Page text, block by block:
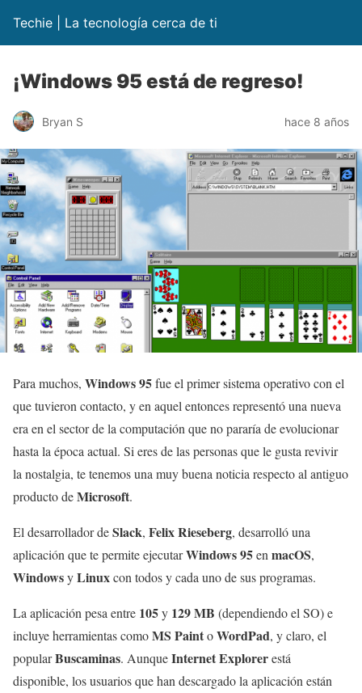
Techie | La tecnología cerca de ti
¡Windows 95 está de regreso!
Bryan S hace 8 años
Para muchos, Windows 95fue el primer sistema operativo con el
que tuvieron contacto, y en aquel entonces representó una nueva
era en el sector de la computación que no pararía de evolucionar
hasta la época actual. Si eres de las personas que le gusta revivir
la nostalgia, te tenemos una muy buena noticia respecto al antiguo
producto deMicrosoft.
El desarrollador deSlack, Felix Rieseberg, desarrolló una
aplicación que te permite ejecutarWindows 95en macOS,
WindowsyLinuxcon todos y cada uno de sus programas.
La aplicación pesa entre 105y 129 MB (dependiendo el SO) e
incluye herramientas comoMS PaintoWordPad, y claro, el
popularBuscaminas. AunqueInternet Explorerestá
disponible, los usuarios que han descargado la aplicación están